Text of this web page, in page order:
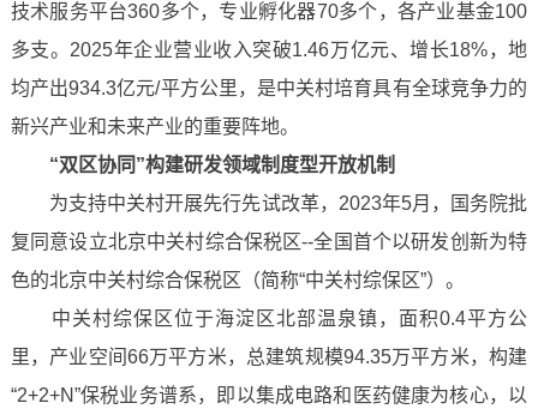
技术服务平台360多个，专业孵化器70多个，各产业基金100
多支。2025年企业营业收入突破1.46万亿元、增长18%，地
均产出934.3亿元/平方公里，是中关村培育具有全球竞争力的
新兴产业和未来产业的重要阵地。
“双区协同”构建研发领域制度型开放机制
为支持中关村开展先行先试改革，2023年5月，国务院批
复同意设立北京中关村综合保税区--全国首个以研发创新为特
色的北京中关村综合保税区（简称“中关村综保区”）。
中关村综保区位于海淀区北部温泉镇，面积0.4平方公
里，产业空间66万平方米，总建筑规模94.35万平方米，构建
“2+2+N”保税业务谱系，即以集成电路和医药健康为核心，以